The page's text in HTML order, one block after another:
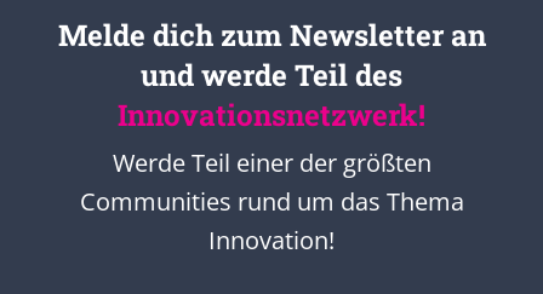
Melde dich zum Newsletter an
und werde Teil des
Innovationsnetzwerk!
Werde Teil einer der größten
Communities rund um das Thema